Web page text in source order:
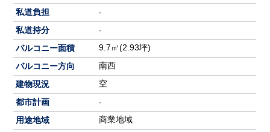
私道負担
-
私道持分
-
バルコニー面積
9.7㎡(2.93坪)
バルコニー方向
南西
建物現況
空
都市計画
-
用途地域
商業地域